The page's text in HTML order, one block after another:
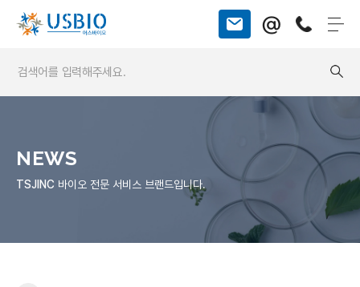
@
NEWS
TSJINC 바이오 전문 서비스 브랜드입니다.